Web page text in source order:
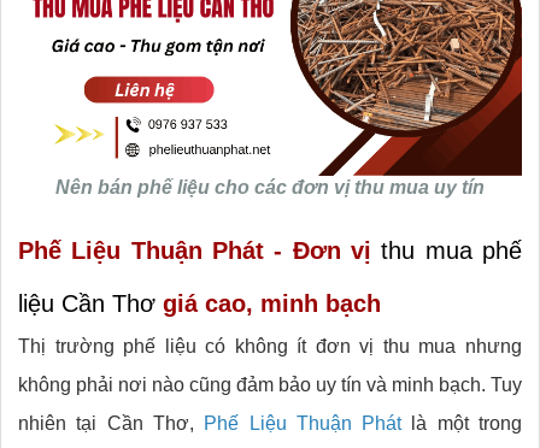
Nên bán phế liệu cho các đơn vị thu mua uy tín
Phế Liệu Thuận Phát - Đơn vịthu mua phế
liệu Cần Thơ giá cao, minh bạch
Thị trường phế liệu có không ít đơn vị thu mua nhưng
không phải nơi nào cũng đảm bảo uy tín và minh bạch. Tuy
nhiên tại Cần Thơ,
Phế Liệu Thuận Phátlà một trong